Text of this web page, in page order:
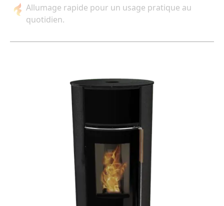
Allumage rapide pour un usage pratique au
quotidien.